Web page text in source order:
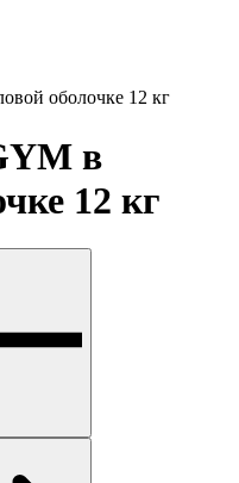
оболочке 12 кг
в
12 кг